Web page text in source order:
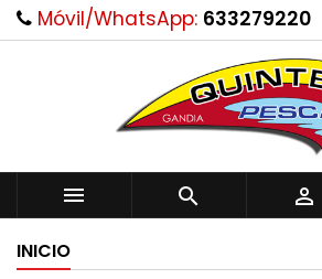
Móvil/WhatsApp: 633279220
  
INICIO